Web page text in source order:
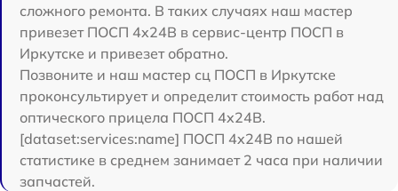
сложного ремонта. В таких случаях наш мастер
привезет ПОСП 4x24B в сервис-центр ПОСП в
Иркутске и привезет обратно.
Позвоните и наш мастер сц ПОСП в Иркутске
проконсультирует и определит стоимость работ над
оптического прицела ПОСП 4x24B.
[dataset:services:name] ПОСП 4x24B по нашей
статистике в среднем занимает 2 часа при наличии
запчастей.